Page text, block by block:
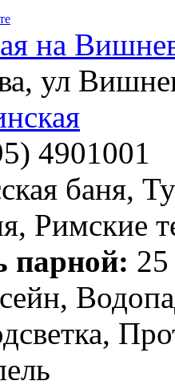
на
ул
4901001
баня,
Римские
парной: 25